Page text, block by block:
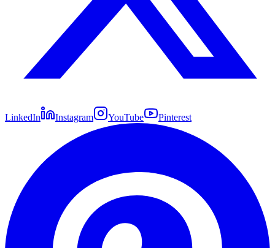
LinkedIn Instagram YouTube Pinterest